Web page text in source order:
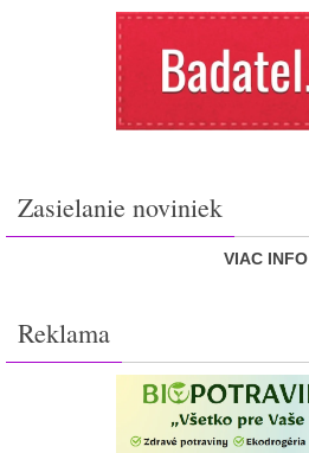
Zasielanie noviniek
VIAC INFO
Reklama